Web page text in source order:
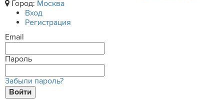
Город: Москва
Вход
Регистрация
Email
Пароль
Забыли пароль?
Войти